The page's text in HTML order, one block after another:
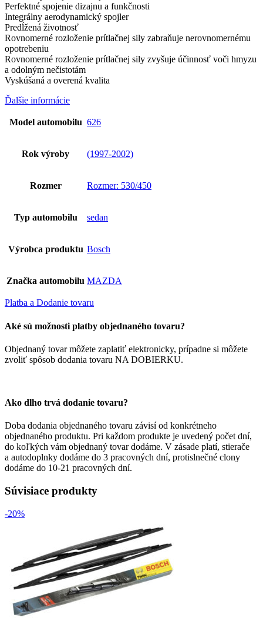
Perfektné spojenie dizajnu a funkčnosti
Integrálny aerodynamický spojler
Predĺžená životnosť
Rovnomerné rozloženie prítlačnej sily zabraňuje nerovnomernému
opotrebeniu
Rovnomerné rozloženie prítlačnej sily zvyšuje účinnosť voči hmyzu
a odolným nečistotám
Vyskúšaná a overená kvalita
Ďalšie informácie
Model automobilu 626
Rok výroby (1997-2002)
Rozmer Rozmer: 530/450
Typ automobilu sedan
Výrobca produktu Bosch
Značka automobilu MAZDA
Platba a Dodanie tovaru
Aké sú možnosti platby objednaného tovaru?
Objednaný tovar môžete zaplatiť elektronicky, prípadne si môžete
zvoliť spôsob dodania tovaru NA DOBIERKU.
Ako dlho trvá dodanie tovaru?
Doba dodania objednaného tovaru závisí od konkrétneho
objednaného produktu. Pri každom produkte je uvedený počet dní,
do koľkých vám objednaný tovar dodáme. V zásade platí, stierače
a autodoplnky dodáme do 3 pracovných dní, protislnečné clony
dodáme do 10-21 pracovných dní.
Súvisiace produkty
-20%